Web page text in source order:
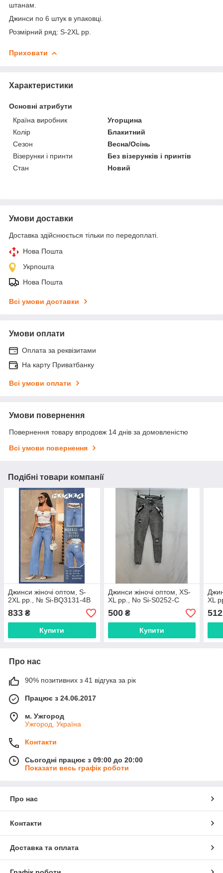
штанам.
Джинси по 6 штук в упаковці.
Розмірний ряд: S-2XL pp.
Приховати
Характеристики
Основні атрибути
Країна виробник
Угорщина
Колір
Блакитний
Сезон
Весна/Осінь
Візерунки і принти
Без візерунків і принтів
Стан
Новий
Умови доставки
Доставка здійснюється тільки по передоплаті.
Нова Пошта
Укрпошта
Нова Пошта
Всі умови доставки
Умови оплати
Оплата за реквізитами
На карту Приватбанку
Всі умови оплати
Умови повернення
Повернення товару впродовж 14 днів за домовленістю
Всі умови повернення
Подібні товари компанії
Джинси жіночі оптом, S-
2XL pp., № Si-BQ3131-4B
833 ₴
Купити
Джинси жіночі оптом, XS-
XL pp., No Si-S0252-С
500₴
Купити
XL
512
Про нас
90% позитивних з 41 відгука за рік
Працює з 24.06.2017
м. Ужгород
Ужгород, Україна
Контакти
Сьогодні працює з 09:00 до 20:00
Показати весь графік роботи
Про нас
Контакти
Доставка та оплата